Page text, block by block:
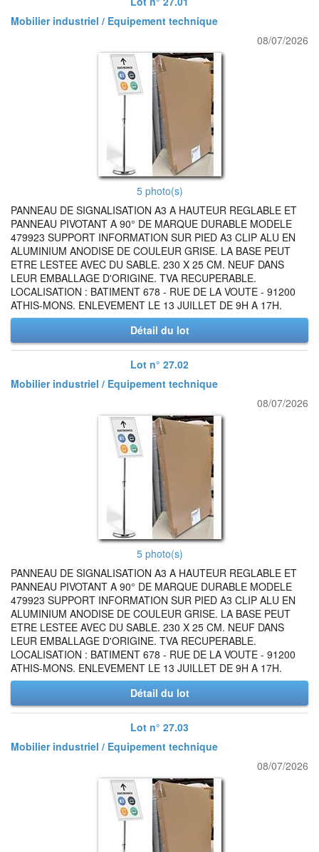
Mobilier industriel / Equipement technique
08/07/2026
5 photo(s)
PANNEAU DE SIGNALISATION A3 A HAUTEUR REGLABLE ET
PANNEAU PIVOTANT A 90° DE MARQUE DURABLE MODELE
479923 SUPPORT INFORMATION SUR PIED A3 CLIP ALU EN
ALUMINIUM ANODISE DE COULEUR GRISE. LA BASE PEUT
ETRE LESTEE AVEC DU SABLE. 230 X 25 CM. NEUF DANS
LEUR EMBALLAGE D'ORIGINE. TVA RECUPERABLE.
LOCALISATION : BATIMENT 678 - RUE DE LA VOUTE - 91200
ATHIS-MONS. ENLEVEMENT LE 13 JUILLET DE 9H A 17H.
Détail du lot
Lot n° 27.02
Mobilier industriel / Equipement technique
08/07/2026
5 photo(s)
PANNEAU DE SIGNALISATION A3 A HAUTEUR REGLABLE ET
PANNEAU PIVOTANT A 90° DE MARQUE DURABLE MODELE
479923 SUPPORT INFORMATION SUR PIED A3 CLIP ALU EN
ALUMINIUM ANODISE DE COULEUR GRISE. LA BASE PEUT
ETRE LESTEE AVEC DU SABLE. 230 X 25 CM. NEUF DANS
LEUR EMBALLAGE D'ORIGINE. TVA RECUPERABLE.
LOCALISATION : BATIMENT 678 - RUE DE LA VOUTE - 91200
ATHIS-MONS. ENLEVEMENT LE 13 JUILLET DE 9H A 17H.
Détail du lot
Lot n° 27.03
Mobilier industriel / Equipement technique
08/07/2026